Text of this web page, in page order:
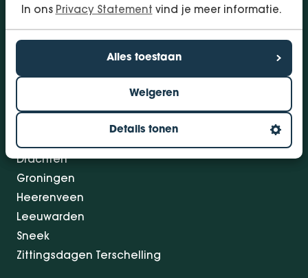
In ons Privacy Statement vind je meer informatie.
Alles toestaan
Weigeren
Details tonen
Belastingadvies
Financieringen
InSight - Inhouse Business Control
Bolsward
Drachten
Groningen
Heerenveen
Leeuwarden
Sneek
Zittingsdagen Terschelling